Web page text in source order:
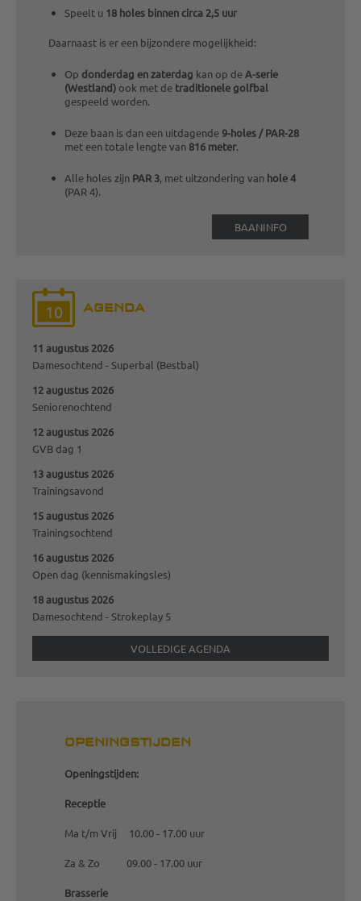
Speelt u 18 holes binnen circa 2,5 uur
Daarnaast is er een bijzondere mogelijkheid:
Op donderdag en zaterdag kan op deA-serie
(Westland) ook met de traditionele golfbal
gespeeld worden.
Deze baan is dan een uitdagende 9-holes / PAR-28
met een totale lengte van 816 meter.
Alle holes zijn PAR 3, met uitzondering van hole 4
(PAR 4).
BAANINFO
10 AGENDA
11 augustus 2026
Damesochtend - Superbal (Bestbal)
12 augustus 2026
Seniorenochtend
12 augustus 2026
GVB dag 1
13 augustus 2026
Trainingsavond
15 augustus 2026
Trainingsochtend
16 augustus 2026
Open dag (kennismakingsles)
18 augustus 2026
Damesochtend - Strokeplay 5
VOLLEDIGE AGENDA
OPENINGSTIJDEN
Openingstijden:
Receptie
Ma t/m Vrij 10.00 - 17.00 uur
Za & Zo 09.00 - 17.00 uur
Brasserie